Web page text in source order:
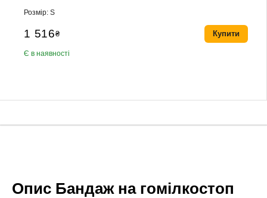
Розмір: S
1 516₴
Є в наявності
Купити
Опис Бандаж на гомілкостоп